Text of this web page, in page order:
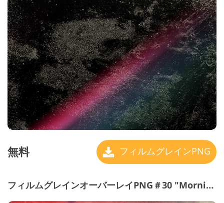
無料 フィルムグレインPNG
フィルムグレインオーバーレイPNG＃30 "Morning Glory"